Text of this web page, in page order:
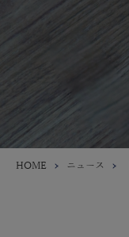
HOME ニュース